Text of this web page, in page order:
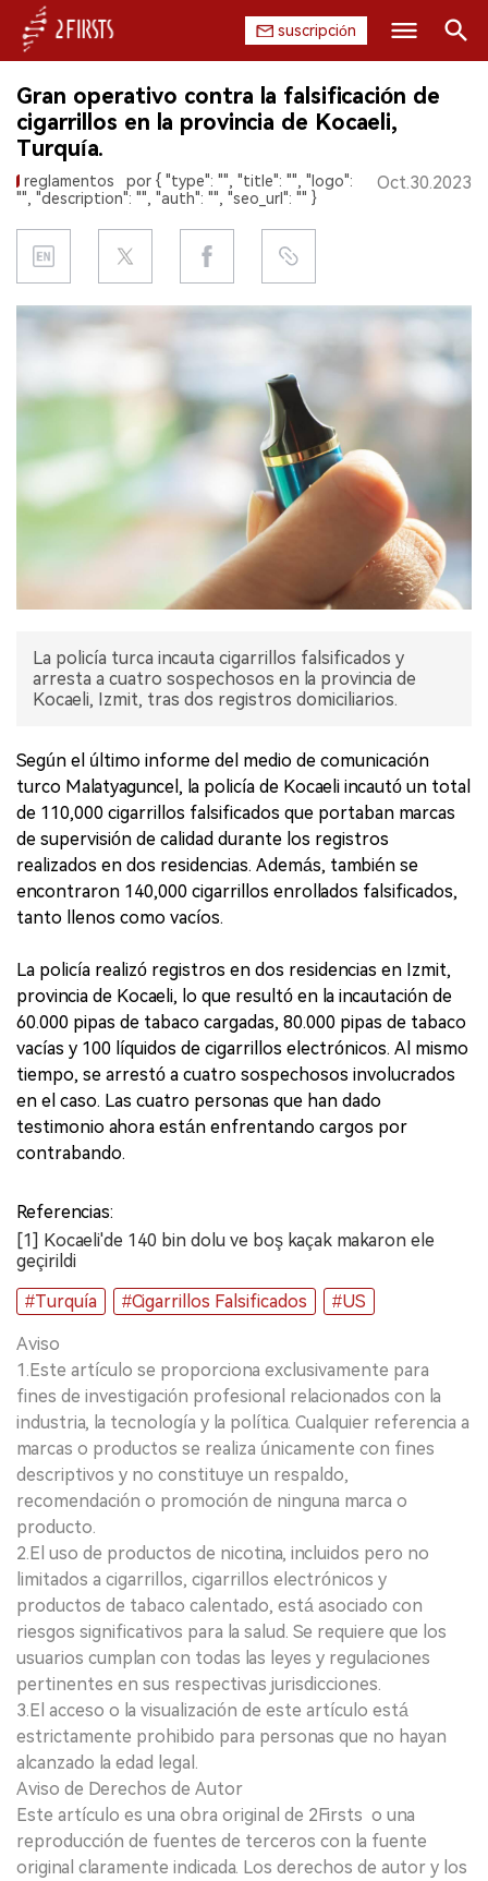
suscripción
INICIO
EMPRESA
REGULACIÓN
Buscar
Gran operativo contra la falsificación de
cigarrillos en la provincia de Kocaeli,
Turquía.
reglamentos
por { "type": "", "title": "", "logo":
"", "description": "", "auth": "", "seo_url": "" }
Oct.30.2023
La policía turca incauta cigarrillos falsificados y
arresta a cuatro sospechosos en la provincia de
Kocaeli, Izmit, tras dos registros domiciliarios.
Según el último informe del medio de comunicación
turco Malatyaguncel, la policía de Kocaeli incautó un total
de 110,000 cigarrillos falsificados que portaban marcas
de supervisión de calidad durante los registros
realizados en dos residencias. Además, también se
encontraron 140,000 cigarrillos enrollados falsificados,
tanto llenos como vacíos.
La policía realizó registros en dos residencias en Izmit,
provincia de Kocaeli, lo que resultó en la incautación de
60.000 pipas de tabaco cargadas, 80.000 pipas de tabaco
vacías y 100 líquidos de cigarrillos electrónicos. Al mismo
tiempo, se arrestó a cuatro sospechosos involucrados
en el caso. Las cuatro personas que han dado
testimonio ahora están enfrentando cargos por
contrabando.
Referencias:
[1] Kocaeli'de 140 bin dolu ve boş kaçak makaron ele
geçirildi
#Turquía
#Cigarrillos Falsificados #US
Aviso
1.Este artículo se proporciona exclusivamente para
fines de investigación profesional relacionados con la
industria, la tecnología y la política. Cualquier referencia a
marcas o productos se realiza únicamente con fines
descriptivos y no constituye un respaldo,
recomendación o promoción de ninguna marca o
producto.
2.El uso de productos de nicotina, incluidos pero no
limitados a cigarrillos, cigarrillos electrónicos y
productos de tabaco calentado, está asociado con
riesgos significativos para la salud. Se requiere que los
usuarios cumplan con todas las leyes y regulaciones
pertinentes en sus respectivas jurisdicciones.
3.El acceso o la visualización de este artículo está
estrictamente prohibido para personas que no hayan
alcanzado la edad legal.
Aviso de Derechos de Autor
Este artículo es una obra original de 2Firsts o una
reproducción de fuentes de terceros con la fuente
original claramente indicada. Los derechos de autor y los